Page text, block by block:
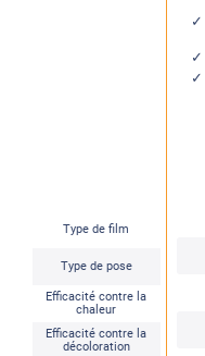
Type de film
Type de pose
Efficacité contre la
chaleur
Efficacité contre la
décoloration